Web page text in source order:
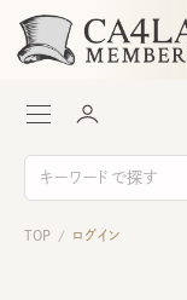
TOP / ログイン